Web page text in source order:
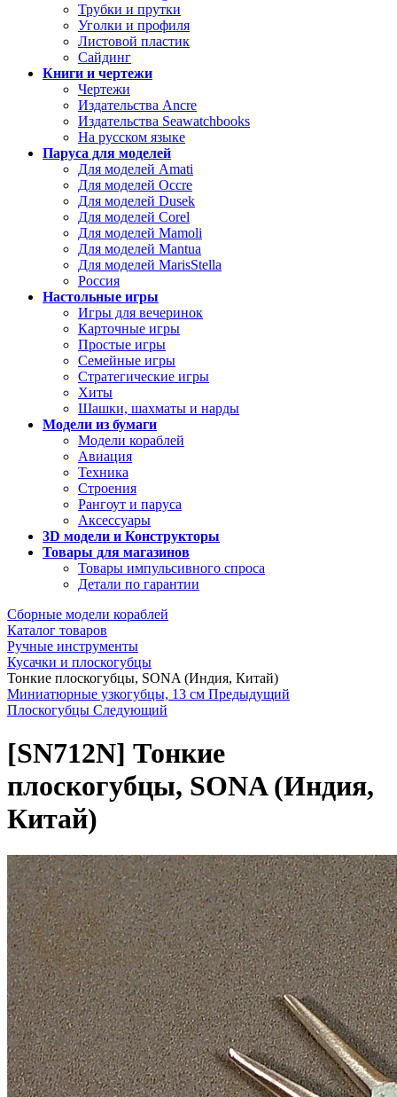
Трубки и прутки
Уголки и профиля
Листовой пластик
Сайдинг
Книги и чертежи
Чертежи
Издательства Ancre
Издательства Seawatchbooks
На русском языке
Паруса для моделей
Для моделей Amati
Для моделей Occre
Для моделей Dusek
Для моделей Corel
Для моделей Mamoli
Для моделей Mantua
Для моделей MarisStella
Россия
Настольные игры
Игры для вечеринок
Карточные игры
Простые игры
Семейные игры
Стратегические игры
Хиты
Шашки, шахматы и нарды
Модели из бумаги
Модели кораблей
Авиация
Техника
Строения
Рангоут и паруса
Аксессуары
3D модели и Конструкторы
Товары для магазинов
Товары импульсивного спроса
Детали по гарантии
Сборные модели кораблей
Каталог товаров
Ручные инструменты
Кусачки и плоскогубцы
Тонкие плоскогубцы, SONA (Индия, Китай)
Миниатюрные узкогубцы, 13 см Предыдущий
Плоскогубцы Следующий
[SN712N] Тонкие
плоскогубцы, SONA (Индия,
Китай)